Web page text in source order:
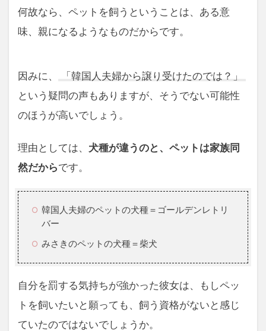
何故なら、ペットを飼うということは、ある意
味、親になるようなものだからです。
因みに、 「韓国人夫婦から譲り受けたのでは？」
という疑問の声もありますが、そうでない可能性
のほうが高いでしょう。
理由としては、 犬種が違うのと、ペットは家族同
然だからです。
韓国人夫婦のペットの犬種＝ゴールデンレトリ
バー
みさきのペットの犬種＝柴犬
自分を罰する気持ちが強かった彼女は、もしペッ
トを飼いたいと願っても、飼う資格がないと感じ
ていたのではないでしょうか。